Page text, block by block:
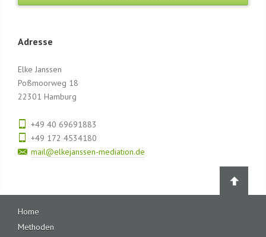
Adresse
Elke Janssen
Poßmoorweg 18
22301 Hamburg
+49 40 69691883
+49 172 4534180
mail@elkejanssen-mediation.de
überspringen
Home
Methoden